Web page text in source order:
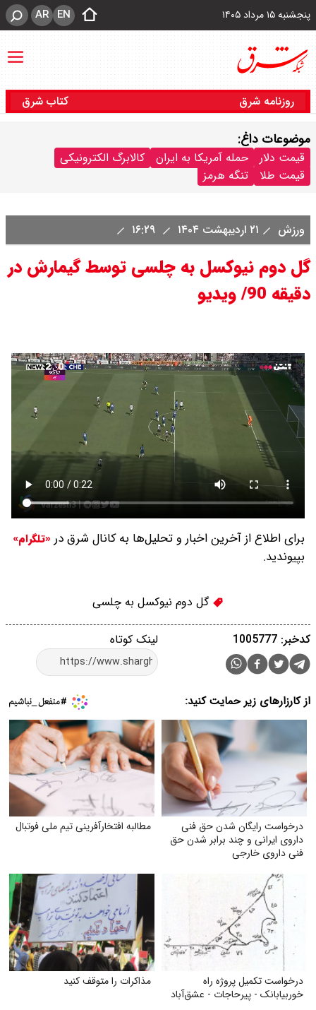
پنجشنبه ۱۵ مرداد ۱۴۰۵ EN
AR
روزنامه شرق کتاب شرق
موضوعات داغ:
قیمت دلار حمله آمریکا به ایران
کالابرگ الکترونیکی
قیمت طلا
تنگه هرمز
ورزش ۲۱ اردیبهشت ۱۴۰۴
گل دوم نیوکسل به چلسی توسط گیمارش در
دقیقه 90/ ویدیو
برای اطلاع از آخرین اخبار و تحلیل‌ها به کانال شرق در «تلگرام»
بپیوندید.
گل دوم نیوکسل به چلسی
لینک کوتاه کدخبر: 1005777
از کارزارهای زیر حمایت کنید:
درخواست رایگان شدن حق فنی
داروی ایرانی و چند برابر شدن حق
فنی داروی خارجی
مطالبه افتخارآفرینی تیم ملی فوتبال
درخواست تکمیل پروژه راه
خوربیابانک - پیرحاجات - عشق‌آباد
مذاکرات را متوقف کنید